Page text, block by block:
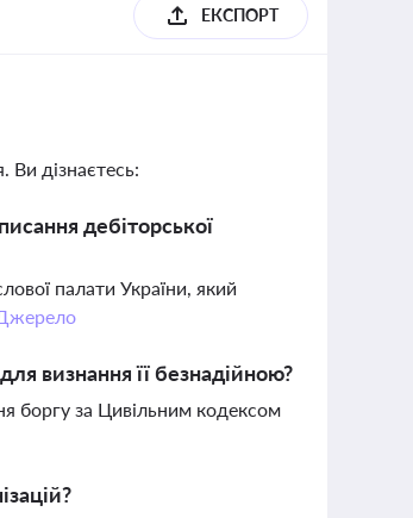
ЕКСПОРТ
Ви дізнаєтесь:
дебіторської
палати України, який
визнання її безнадійною?
боргу за Цивільним кодексом